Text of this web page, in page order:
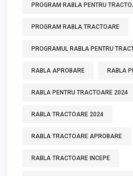
PROGRAM RABLA PENTRU
PROGRAM RABLA TRACTOARE
PROGRAMUL RABLA PENTRU
RABLA APROBARE RABLA
RABLA PENTRU TRACTOARE 2024
RABLA TRACTOARE 2024
RABLA TRACTOARE APROBARE
RABLA TRACTOARE INCEPE